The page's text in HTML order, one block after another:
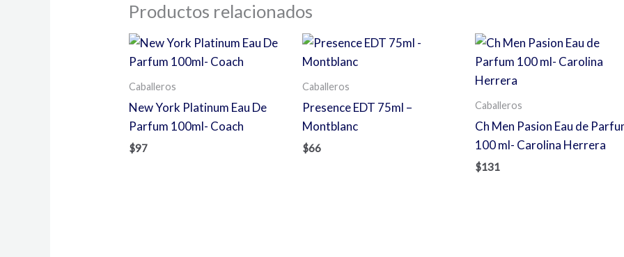
Productos relacionados
Caballeros
New York Platinum Eau De
Parfum 100ml- Coach
$97
Caballeros
Presence EDT 75ml –
Montblanc
$66
Caballeros
Ch Men Pasion Eau de
100 ml- Carolina Herrera
$131